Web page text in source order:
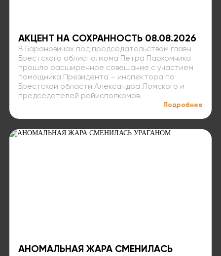
АКЦЕНТ НА СОХРАННОСТЬ 08.08.2026
В Барановичах под председательством главы
Брестского облисполкома Петра Пархомчика
прошло расширенное совещание с участием
помощника Президента – инспектора по
Брестской области Александра Ломского и
председателей райисполкомов.
Подробнее
АНОМАЛЬНАЯ ЖАРА СМЕНИЛАСЬ